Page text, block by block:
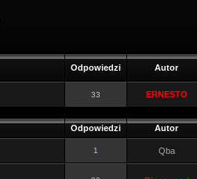
Odpowiedzi Autor
33 ERNESTO
Odpowiedzi Autor
1 Qba